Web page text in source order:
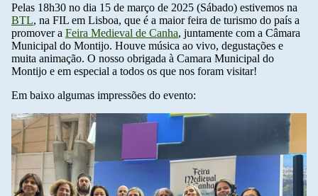
Pelas 18h30 no dia 15 de março de 2025 (Sábado) estivemos na
BTL, na FIL em Lisboa, que é a maior feira de turismo do país a
promover a Feira Medieval de Canha, juntamente com a Câmara
Municipal do Montijo. Houve música ao vivo, degustações e
muita animação. O nosso obrigada à Camara Municipal do
Montijo e em especial a todos os que nos foram visitar!
Em baixo algumas impressões do evento: